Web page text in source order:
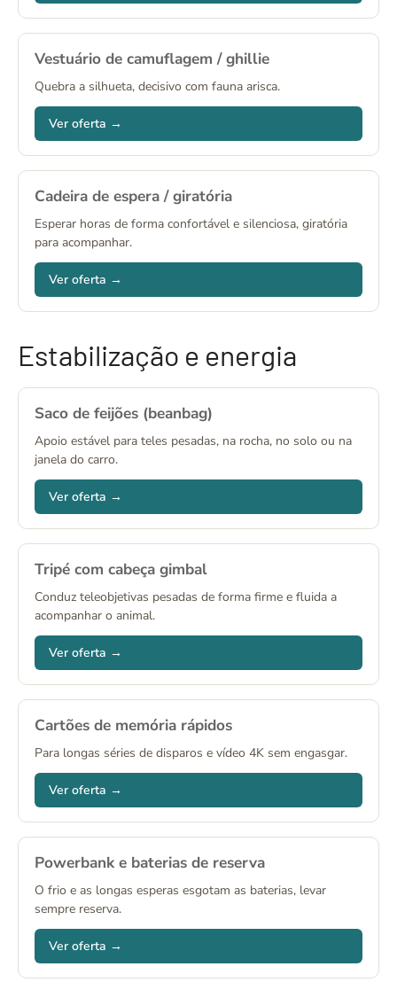
Vestuário de camuflagem / ghillie
Quebra a silhueta, decisivo com fauna arisca.
Ver oferta →
Cadeira de espera / giratória
Esperar horas de forma confortável e silenciosa, giratória
para acompanhar.
Ver oferta →
Estabilização e energia
Saco de feijões (beanbag)
Apoio estável para teles pesadas, na rocha, no solo ou na
janela do carro.
Ver oferta →
Tripé com cabeça gimbal
Conduz teleobjetivas pesadas de forma firme e fluida a
acompanhar o animal.
Ver oferta →
Cartões de memória rápidos
Para longas séries de disparos e vídeo 4K sem engasgar.
Ver oferta →
Powerbank e baterias de reserva
O frio e as longas esperas esgotam as baterias, levar
sempre reserva.
Ver oferta →